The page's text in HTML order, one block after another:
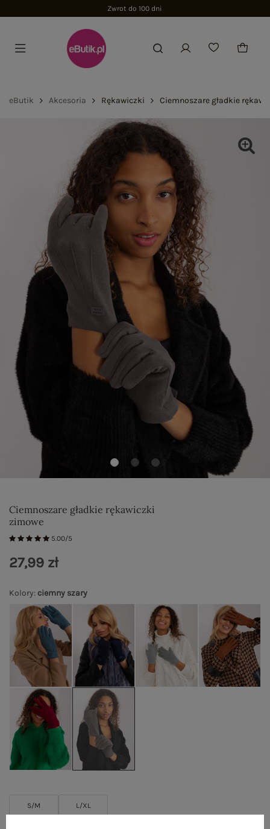
eButik Akcesoria Rękawiczki Ciemnoszare gładkie
Ciemnoszare gładkie rękawiczki
zimowe
5.00/5
Kolory: ciemny szary
S/M L/XL
27,99 zł